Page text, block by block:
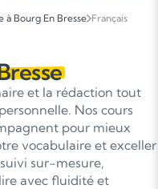
à Bourg En Bresse Français
et la rédaction tout
Nos cours
pour mieux
vocabulaire et exceller
sur-mesure,
avec fluidité et